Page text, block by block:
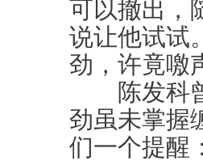
可以撤出，
说让他试试
劲，许竟噭
陈发科曾
劲虽未掌握
们一个提醒